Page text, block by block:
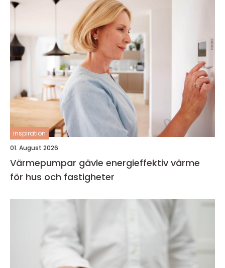
inspiration
01. August 2026
Värmepumpar gävle energieffektiv värme
för hus och fastigheter